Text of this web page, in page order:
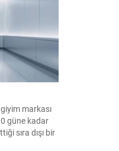
markası
güne kadar
sıra dışı bir